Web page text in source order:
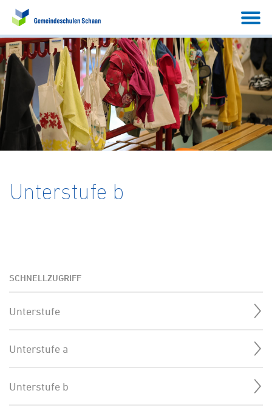
Unterstufe b
SCHNELLZUGRIFF
Unterstufe
Unterstufe a
Unterstufe b